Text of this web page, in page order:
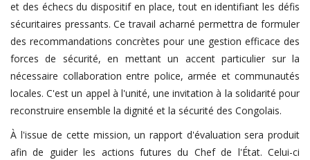
et des échecs du dispositif en place, tout en identifiant les défis
sécuritaires pressants. Ce travail acharné permettra de formuler
des recommandations concrètes pour une gestion efficace des
forces de sécurité, en mettant un accent particulier sur la
nécessaire collaboration entre police, armée et communautés
locales. C'est un appel à l'unité, une invitation à la solidarité pour
reconstruire ensemble la dignité et la sécurité des Congolais.
À l'issue de cette mission, un rapport d'évaluation sera produit
afin de guider les actions futures du Chef de l'État. Celui-ci